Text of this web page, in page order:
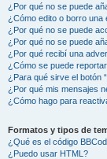
¿Por qué no se puede
¿Cómo edito o borro una
¿Por qué no se puede
¿Por qué no se puede
¿Por qué recibí una
¿Cómo se puede
¿Para qué sirve el botón
¿Por qué mis mensajes
¿Cómo hago para
Formatos y tipos de
¿Qué es el código
¿Puedo usar HTML?